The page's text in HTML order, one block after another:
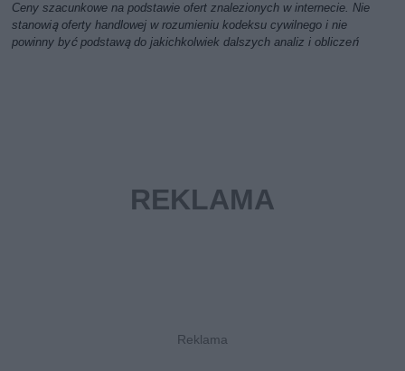
Ceny szacunkowe na podstawie ofert znalezionych w internecie. Nie
stanowią oferty handlowej w rozumieniu kodeksu cywilnego i nie
powinny być podstawą do jakichkolwiek dalszych analiz i obliczeń